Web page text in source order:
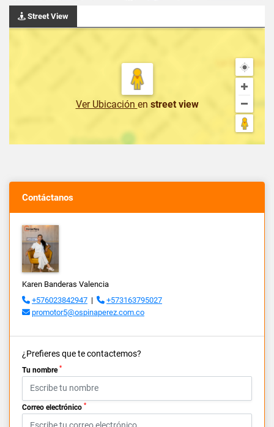
Street View
Ver Ubicación en street view
Contáctanos
Karen Banderas Valencia
+576023842947 |
+573163795027
promotor5@ospinaperez.com.co
¿Prefieres que te contactemos?
Tu nombre *
Correo electrónico *